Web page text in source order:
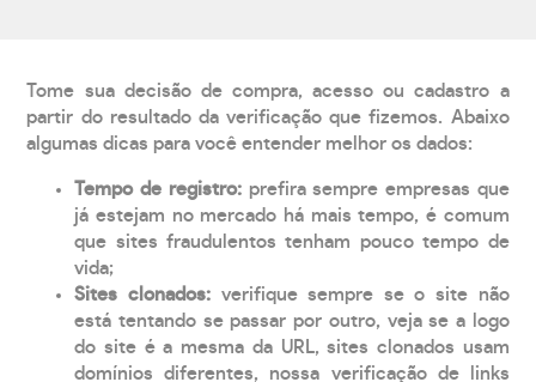
Tome sua decisão de compra, acesso ou cadastro a
partir do resultado da verificação que fizemos. Abaixo
algumas dicas para você entender melhor os dados:
Tempo de registro: prefira sempre empresas que
já estejam no mercado há mais tempo, é comum
que sites fraudulentos tenham pouco tempo de
vida;
Sites clonados: verifique sempre se o site não
está tentando se passar por outro, veja se a logo
do site é a mesma da URL, sites clonados usam
domínios diferentes, nossa verificação de links